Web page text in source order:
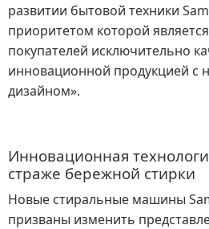
развитии бытовой техники
приоритетом которой
покупателей исключительно
инновационной продукцией с
дизайном».
Инновационная
страже бережной стирки
Новые стиральные машины
призваны изменить